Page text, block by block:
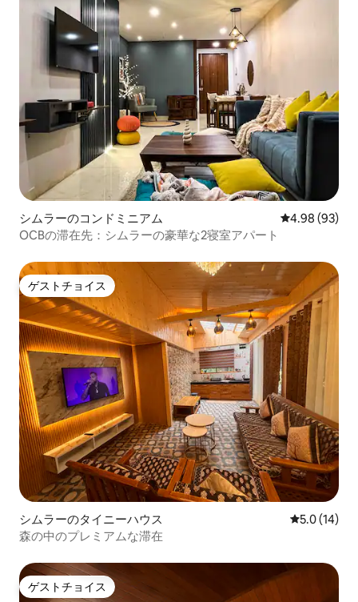
シムラーのコンドミニアム レビュー93
4.98 (93)
OCBの滞在先：シムラーの豪華な2寝室アパート
ゲストチョイス
ゲストチョイス
シムラーのタイニーハウス レビュー14
5.0 (14)
森の中のプレミアムな滞在
ゲストチョイス
ゲストチョイス